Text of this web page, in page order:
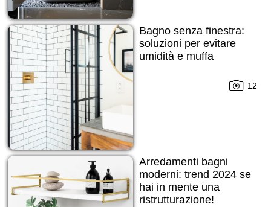
Bagno senza finestra:
soluzioni per evitare
umidità e muffa
12
Arredamenti bagni
moderni: trend 2024 se
hai in mente una
ristrutturazione!